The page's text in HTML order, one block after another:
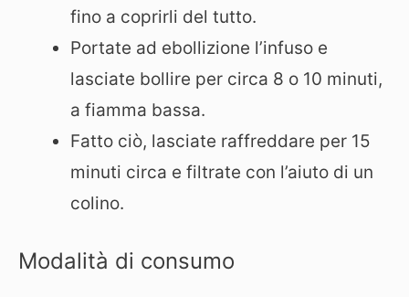
fino a coprirli del tutto.
Portate ad ebollizione l’infuso e
lasciate bollire per circa 8 o 10 minuti,
a fiamma bassa.
Fatto ciò, lasciate raffreddare per 15
minuti circa e filtrate con l’aiuto di un
colino.
Modalità di consumo